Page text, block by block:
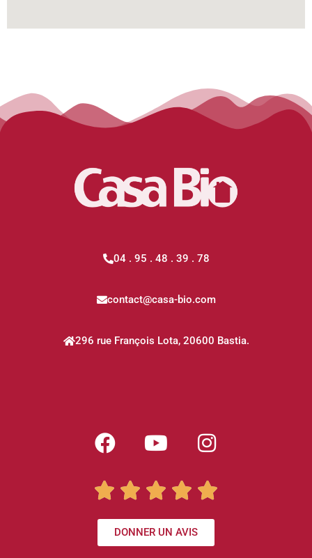
04 . 95 . 48 . 39 . 78
contact@casa-bio.com
296 rue François Lota, 20600 Bastia.
    
DONNER UN AVIS